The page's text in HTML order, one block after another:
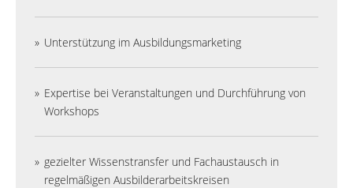
Unterstützung im Ausbildungsmarketing
Expertise bei Veranstaltungen und Durchführung von
Workshops
gezielter Wissenstransfer und Fachaustausch in
regelmäßigen Ausbilderarbeitskreisen